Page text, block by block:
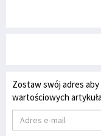
Zostaw swój adres
wartościowych